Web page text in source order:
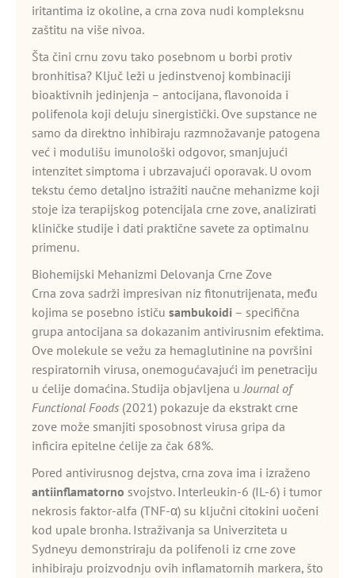
iritantima iz okoline, a crna zova nudi kompleksnu
zaštitu na više nivoa.
Šta čini crnu zovu tako posebnom u borbi protiv
bronhitisa? Ključ leži u jedinstvenoj kombinaciji
bioaktivnih jedinjenja – antocijana, flavonoida i
polifenola koji deluju sinergistički. Ove supstance ne
samo da direktno inhibiraju razmnožavanje patogena
već i modulišu imunološki odgovor, smanjujući
intenzitet simptoma i ubrzavajući oporavak. U ovom
tekstu ćemo detaljno istražiti naučne mehanizme koji
stoje iza terapijskog potencijala crne zove, analizirati
kliničke studije i dati praktične savete za optimalnu
primenu.
Biohemijski Mehanizmi Delovanja Crne Zove
Crna zova sadrži impresivan niz fitonutrijenata, među
kojima se posebno ističu sambukoidi – specifična
grupa antocijana sa dokazanim antivirusnim efektima.
Ove molekule se vežu za hemaglutinine na površini
respiratornih virusa, onemogućavajući im penetraciju
u ćelije domaćina. Studija objavljena uJournal of
Functional Foods (2021) pokazuje da ekstrakt crne
zove može smanjiti sposobnost virusa gripa da
inficira epitelne ćelije za čak 68%.
Pored antivirusnog dejstva, crna zova ima i izraženo
antiinflamatorno svojstvo. Interleukin-6 (IL-6) i tumor
nekrosis faktor-alfa (TNF-α) su ključni citokini uočeni
kod upale bronha. Istraživanja sa Univerziteta u
Sydneyu demonstriraju da polifenoli iz crne zove
inhibiraju proizvodnju ovih inflamatornih markera, što